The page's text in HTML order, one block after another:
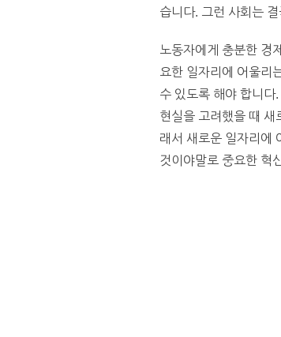
습니다. 그런 사회는
노동자에게 충분한 경
요한 일자리에 어울리
수 있도록 해야 합니다
현실을 고려했을 때 새
래서 새로운 일자리에
것이야말로 중요한 혁